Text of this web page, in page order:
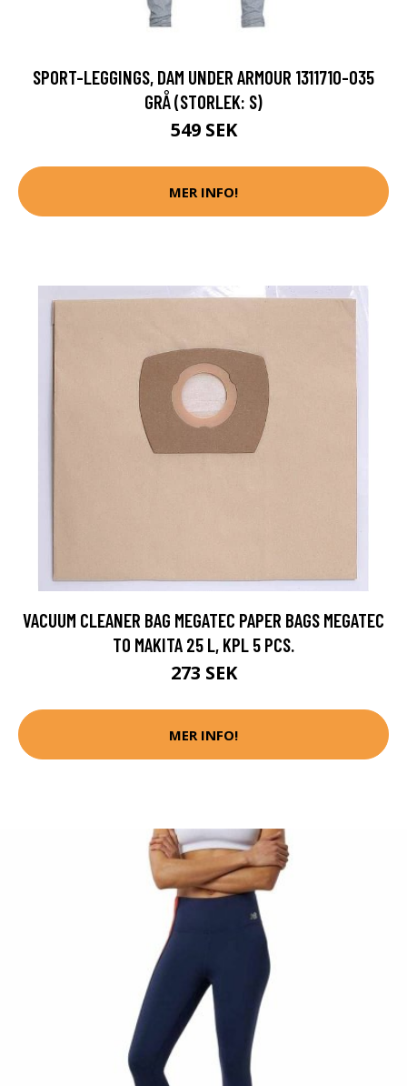
SPORT-LEGGINGS, DAM UNDER ARMOUR 1311710-035
GRÅ (STORLEK: S)
549 SEK
MER INFO!
VACUUM CLEANER BAG MEGATEC PAPER BAGS MEGATEC
TO MAKITA 25 L, KPL 5 PCS.
273 SEK
MER INFO!